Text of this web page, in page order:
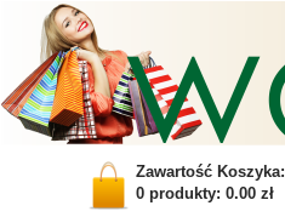
Zawartość Koszyka:
0 produkty: 0.00 zł